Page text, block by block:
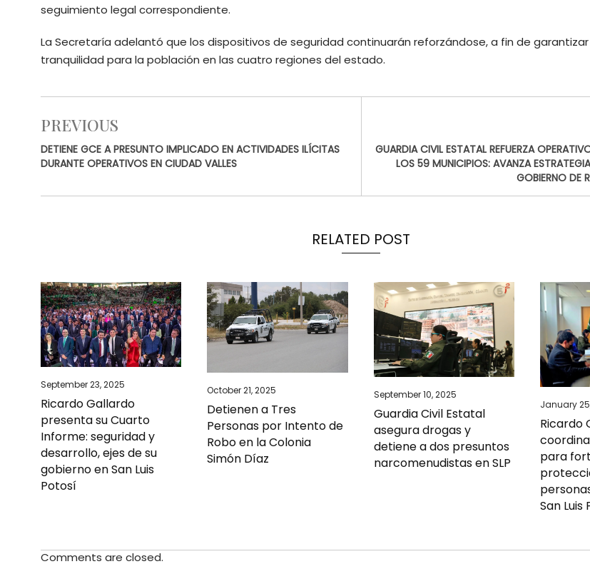
seguimiento legal correspondiente.
La Secretaría adelantó que los dispositivos de seguridad continuarán reforzándose, a fin de
tranquilidad para la población en las cuatro regiones del estado.
PREVIOUS
DETIENE GCE A PRESUNTO IMPLICADO EN ACTIVIDADES ILÍCITAS
DURANTE OPERATIVOS EN CIUDAD VALLES
GUARDIA CIVIL ESTATAL REFUERZA
LOS 59 MUNICIPIOS: AVANZA
GOBIERNO DE
RELATED POST
September 23, 2025
Ricardo Gallardo
presenta su Cuarto
Informe: seguridad y
desarrollo, ejes de su
gobierno en San Luis
Potosí
October 21, 2025
Detienen a Tres
Personas por Intento de
Robo en la Colonia
Simón Díaz
September 10, 2025
Guardia Civil Estatal
asegura drogas y
detiene a dos presuntos
narcomenudistas en SLP
January
Ricardo
para
San Luis
Comments are closed.